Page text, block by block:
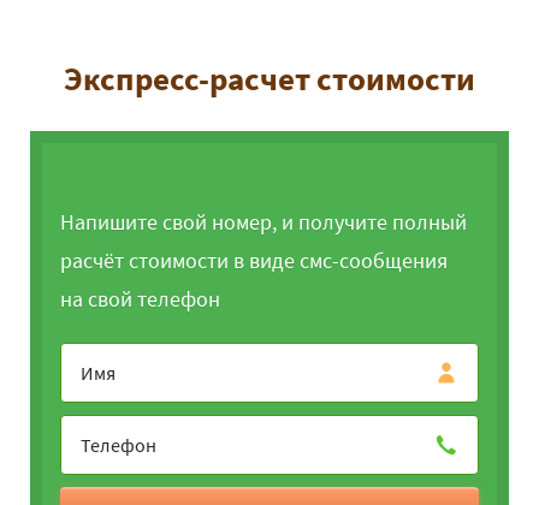
Экспресс-расчет стоимости
Напишите свой номер, и получите полный
расчёт стоимости в виде смс-сообщения
на свой телефон